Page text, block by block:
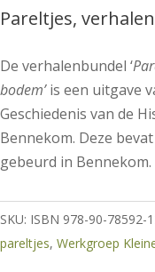
Pareltjes,
De verhalenbundel ‘
bodem’is een uitgave
Geschiedenis van de
Bennekom. Deze
gebeurd in Bennekom.
SKU: ISBN 978-90-78592-
pareltjes, Werkgroep